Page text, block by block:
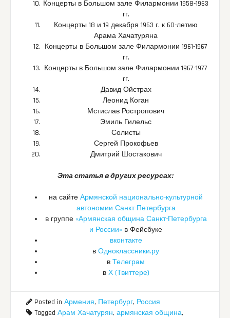
Концерты в Большом зале Филармонии 1958-1963
гг.
Концерты 18 и 19 декабря 1963 г. к 60-летию
Арама Хачатуряна
Концерты в Большом зале Филармонии 1961-1967
гг.
Концерты в Большом зале Филармонии 1967-1977
гг.
Давид Ойстрах
Леонид Коган
Мстислав Ростропович
Эмиль Гилельс
Солисты
Сергей Прокофьев
Дмитрий Шостакович
Эта статья в других ресурсах:
на сайте Армянской национально-культурной
автономии Санкт-Петербурга
в группе «Армянская община Санкт-Петербурга
и России» в Фейсбуке
вконтакте
в Одноклассники.ру
в Телеграм
в Х (Твиттере)
Posted in Армения, Петербург, Россия
Tagged Арам Хачатурян, армянская община,